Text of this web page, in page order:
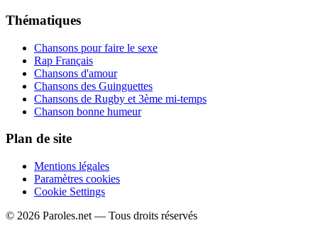
Thématiques
Chansons pour faire le sexe
Rap Français
Chansons d'amour
Chansons des Guinguettes
Chansons de Rugby et 3ème mi-temps
Chanson bonne humeur
Plan de site
Mentions légales
Paramètres cookies
Cookie Settings
© 2026 Paroles.net — Tous droits réservés